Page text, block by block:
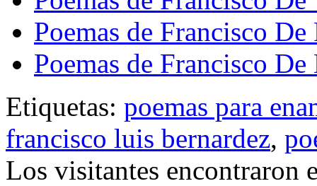
Poemas de Francisco
Poemas de Francisco
Etiquetas: poemas para
francisco luis bernardez,
Los visitantes encontraron